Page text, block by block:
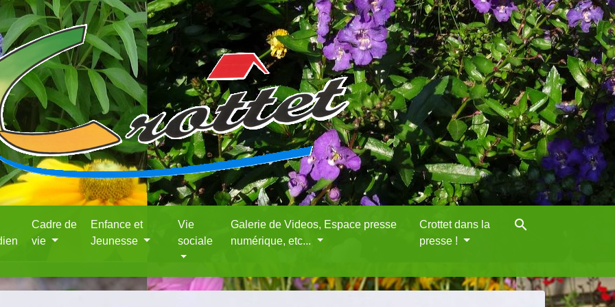
Cadre de
vie
Enfance et
Jeunesse
Vie
sociale
Galerie de Videos, Espace presse
numérique, etc...
Crottet dans la
presse !
search